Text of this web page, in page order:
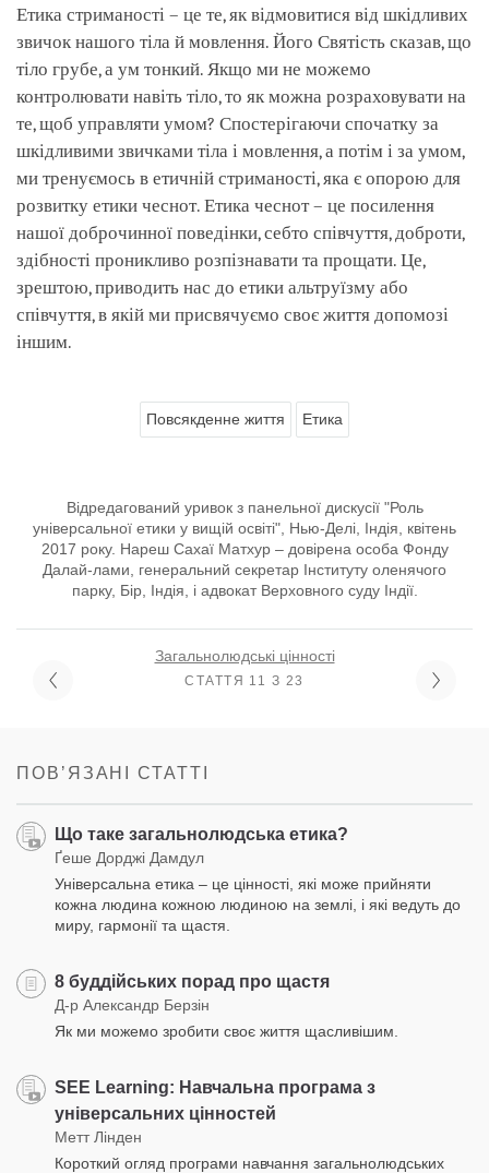
Етика стриманості – це те, як відмовитися від шкідливих
звичок нашого тіла й мовлення. Його Святість сказав, що
тіло грубе, а ум тонкий. Якщо ми не можемо
контролювати навіть тіло, то як можна розраховувати на
те, щоб управляти умом? Спостерігаючи спочатку за
шкідливими звичками тіла і мовлення, а потім і за умом,
ми тренуємось в етичній стриманості, яка є опорою для
розвитку етики чеснот. Етика чеснот – це посилення
нашої доброчинної поведінки, себто співчуття, доброти,
здібності проникливо розпізнавати та прощати. Це,
зрештою, приводить нас до етики альтруїзму або
співчуття, в якій ми присвячуємо своє життя допомозі
іншим.
Повсякденне життя Етика
Відредагований уривок з панельної дискусії "Роль
універсальної етики у вищій освіті", Нью-Делі, Індія, квітень
2017 року. Нареш Сахаї Матхур – довірена особа Фонду
Далай-лами, генеральний секретар Інституту оленячого
парку, Бір, Індія, і адвокат Верховного суду Індії.
Загальнолюдські цінності
СТАТТЯ 11 З 23
ПОВʼЯЗАНІ СТАТТІ
Що таке загальнолюдська етика?
Ґеше Дорджі Дамдул
Універсальна етика – це цінності, які може прийняти
кожна людина кожною людиною на землі, і які ведуть до
миру, гармонії та щастя.
8 буддійських порад про щастя
Д-р Александр Берзін
Як ми можемо зробити своє життя щасливішим.
SEE Learning: Навчальна програма з
універсальних цінностей
Метт Лінден
Короткий огляд програми навчання загальнолюдських